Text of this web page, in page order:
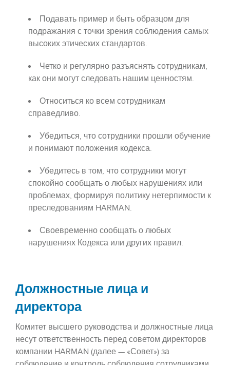
Подавать пример и быть образцом для
подражания с точки зрения соблюдения самых
высоких этических стандартов.
Четко и регулярно разъяснять сотрудникам,
как они могут следовать нашим ценностям.
Относиться ко всем сотрудникам
справедливо.
Убедиться, что сотрудники прошли обучение
и понимают положения кодекса.
Убедитесь в том, что сотрудники могут
спокойно сообщать о любых нарушениях или
проблемах, формируя политику нетерпимости к
преследованиям HARMAN.
Своевременно сообщать о любых
нарушениях Кодекса или других правил.
Должностные лица и
директора
Комитет высшего руководства и должностные лица
несут ответственность перед советом директоров
компании HARMAN (далее — «Совет») за